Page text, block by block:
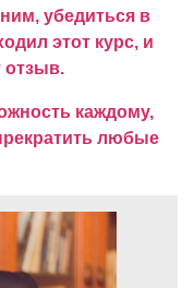
убедиться в
этот курс, и
отзыв.
каждому,
любые